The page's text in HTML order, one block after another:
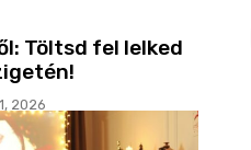
Töltsd fel lelked
2026